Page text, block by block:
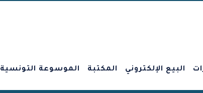
البيع الإلكتروني المكتبة الموسوعة التونسية